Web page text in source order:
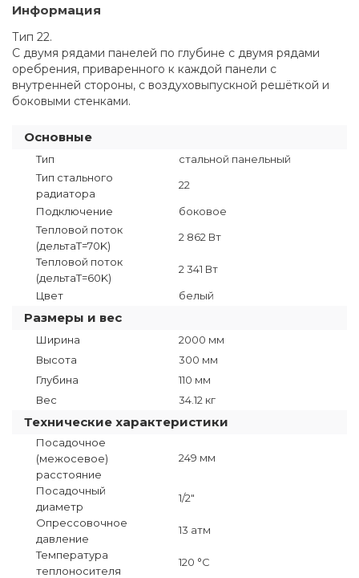
Информация
Тип 22.
С двумя рядами панелей по глубине с двумя рядами
оребрения, приваренного к каждой панели с
внутренней стороны, с воздуховыпускной решёткой и
боковыми стенками.
Основные
Тип
стальной панельный
Тип стального
радиатора
22
Подключение
боковое
Тепловой поток
(дельтаT=70K)
2 862 Вт
Тепловой поток
(дельтаТ=60K)
2 341 Вт
Цвет белый
Размеры и вес
Ширина
2000 мм
Высота
300 мм
Глубина
110 мм
Вес
34.12 кг
Технические характеристики
Посадочное
(межосевое)
расстояние
249 мм
Посадочный
диаметр
1/2"
Опрессовочное
давление
13 атм
Температура
теплоносителя
120 °C